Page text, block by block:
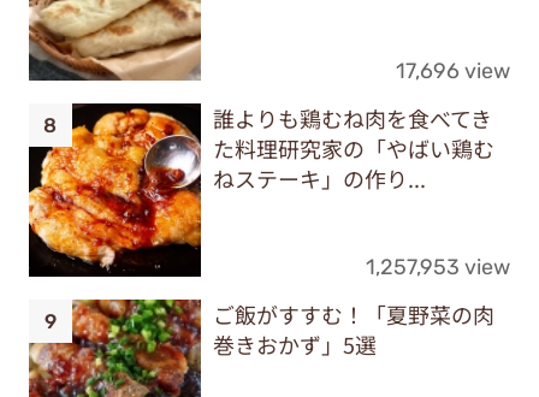
17,696 view
誰よりも鶏むね肉を食べてき
た料理研究家の「やばい鶏む
ねステーキ」の作り...
1,257,953 view
ご飯がすすむ！「夏野菜の肉
巻きおかず」5選